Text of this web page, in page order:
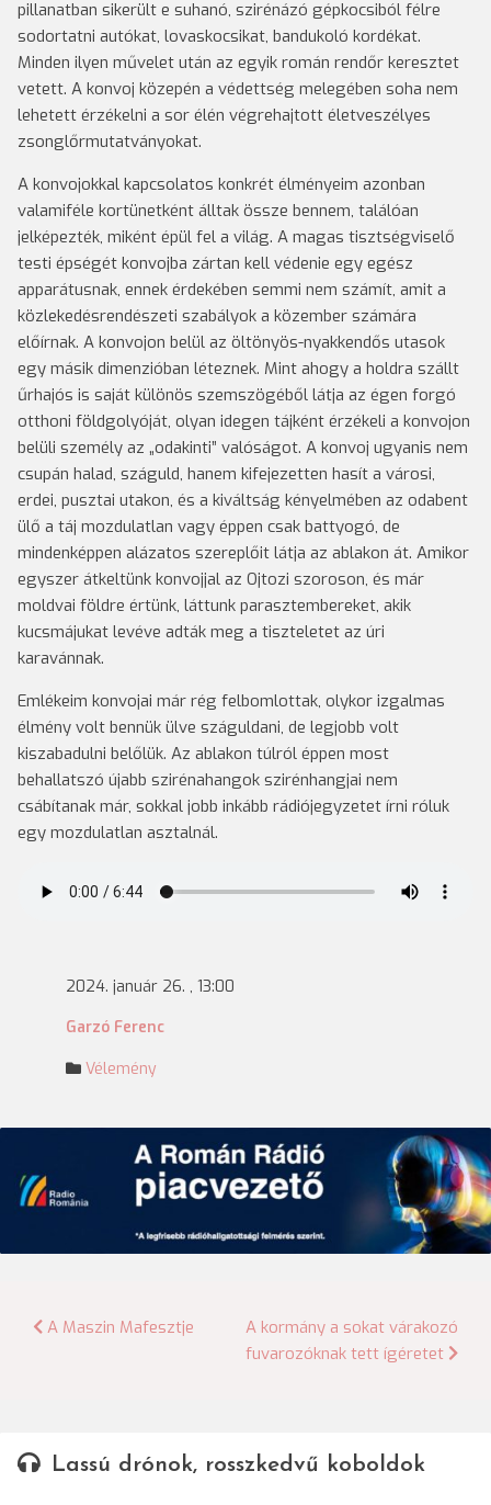
pillanatban sikerült e suhanó, szirénázó gépkocsiból félre
sodortatni autókat, lovaskocsikat, bandukoló kordékat.
Minden ilyen művelet után az egyik román rendőr keresztet
vetett. A konvoj közepén a védettség melegében soha nem
lehetett érzékelni a sor élén végrehajtott életveszélyes
zsonglőrmutatványokat.
A konvojokkal kapcsolatos konkrét élményeim azonban
valamiféle kortünetként álltak össze bennem, találóan
jelképezték, miként épül fel a világ. A magas tisztségviselő
testi épségét konvojba zártan kell védenie egy egész
apparátusnak, ennek érdekében semmi nem számít, amit a
közlekedésrendészeti szabályok a közember számára
előírnak. A konvojon belül az öltönyös-nyakkendős utasok
egy másik dimenzióban léteznek. Mint ahogy a holdra szállt
űrhajós is saját különös szemszögéből látja az égen forgó
otthoni földgolyóját, olyan idegen tájként érzékeli a konvojon
belüli személy az „odakinti” valóságot. A konvoj ugyanis nem
csupán halad, száguld, hanem kifejezetten hasít a városi,
erdei, pusztai utakon, és a kiváltság kényelmében az odabent
ülő a táj mozdulatlan vagy éppen csak battyogó, de
mindenképpen alázatos szereplőit látja az ablakon át. Amikor
egyszer átkeltünk konvojjal az Ojtozi szoroson, és már
moldvai földre értünk, láttunk parasztembereket, akik
kucsmájukat levéve adták meg a tiszteletet az úri
karavánnak.
Emlékeim konvojai már rég felbomlottak, olykor izgalmas
élmény volt bennük ülve száguldani, de legjobb volt
kiszabadulni belőlük. Az ablakon túlról éppen most
behallatszó újabb szirénahangok szirénhangjai nem
csábítanak már, sokkal jobb inkább rádiójegyzetet írni róluk
egy mozdulatlan asztalnál.
2024. január 26. , 13:00
Garzó Ferenc
Vélemény
Bejegyzés
A Maszin Mafesztje
A kormány a sokat várakozó
fuvarozóknak tett ígéretet
Lassú drónok, rosszkedvű koboldok